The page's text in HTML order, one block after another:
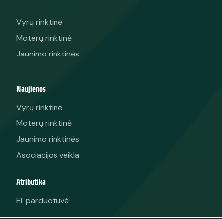
Vyrų rinktinė
Moterų rinktinė
Jaunimo rinktinės
Naujienos
Vyrų rinktinė
Moterų rinktinė
Jaunimo rinktinės
Asociacijos veikla
Atributika
El. parduotuvė